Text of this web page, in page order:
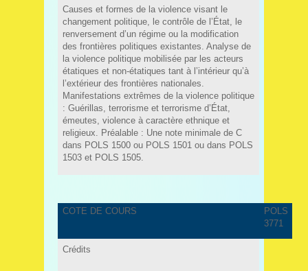
Causes et formes de la violence visant le
changement politique, le contrôle de l’État, le
renversement d’un régime ou la modification
des frontières politiques existantes. Analyse de
la violence politique mobilisée par les acteurs
étatiques et non-étatiques tant à l’intérieur qu’à
l’extérieur des frontières nationales.
Manifestations extrêmes de la violence politique
: Guérillas, terrorisme et terrorisme d’État,
émeutes, violence à caractère ethnique et
religieux. Préalable : Une note minimale de C
dans POLS 1500 ou POLS 1501 ou dans POLS
1503 et POLS 1505.
COTE DE COURS
POLS
3771
Crédits